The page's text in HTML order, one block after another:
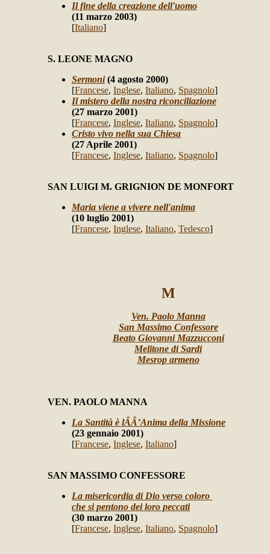
Il fine della creazione dell'uomo
(11 marzo 2003)
[Italiano]
S. LEONE MAGNO
Sermoni (4 agosto 2000)
[Francese, Inglese, Italiano, Spagnolo]
Il mistero della nostra riconciliazione
(27 marzo 2001)
[Francese, Inglese, Italiano, Spagnolo]
Cristo vivo nella sua Chiesa
(27 Aprile 2001)
[Francese, Inglese, Italiano, Spagnolo]
SAN LUIGI M. GRIGNION DE MONFORT
Maria viene a vivere nell'anima
(10 luglio 2001)
[Francese, Inglese, Italiano, Tedesco]
M
Ven. Paolo Manna
San Massimo Confessore
Beato Giovanni Mazzucconi
Melitone di Sardi
Mesrop armeno
VEN. PAOLO MANNA
La Santità è lÂÂ’Anima della Missione
(23 gennaio 2001)
[Francese, Inglese, Italiano]
SAN MASSIMO CONFESSORE
La misericordia di Dio verso coloro
che si pentono dei loro peccati
(30 marzo 2001)
[Francese, Inglese, Italiano, Spagnolo]